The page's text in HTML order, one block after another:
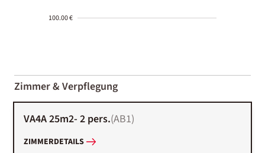
100.00 €
01-02
Zimmer & Verpflegung
VA4A 25m2- 2 pers.(AB1)
ZIMMERDETAILS